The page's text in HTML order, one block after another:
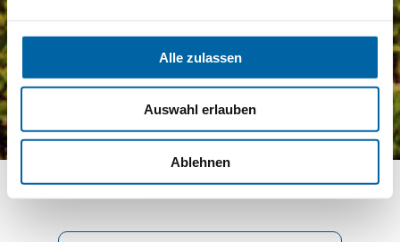
Alle zulassen
Auswahl erlauben
Ablehnen